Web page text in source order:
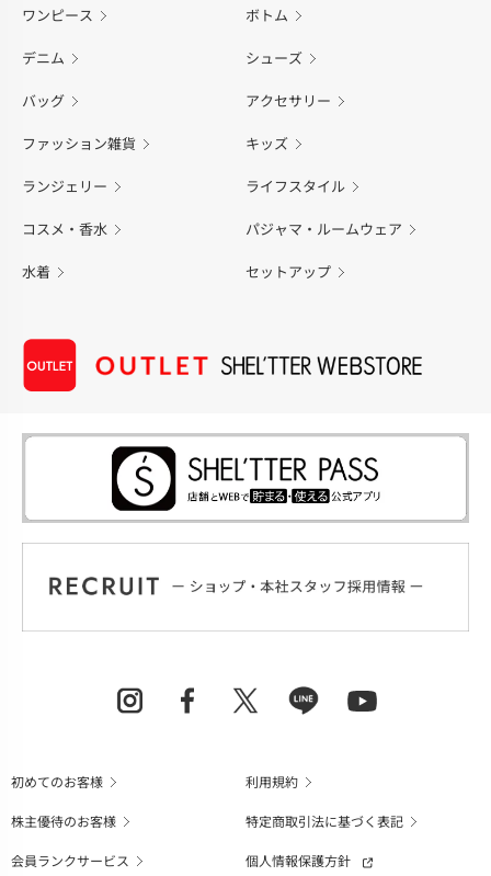
ワンピース ボトム
デニム シューズ
バッグ アクセサリー
ファッション雑貨 キッズ
ランジェリー ライフスタイル
コスメ・香水 パジャマ・ルームウェア
水着 セットアップ
初めてのお客様
利用規約
株主優待のお客様
特定商取引法に基づく表記
会員ランクサービス
個人情報保護方針